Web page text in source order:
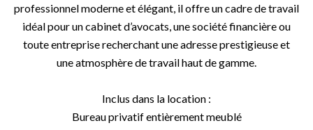
professionnel moderne et élégant, il offre un cadre de travail
idéal pour un cabinet d’avocats, une société financière ou
toute entreprise recherchant une adresse prestigieuse et
une atmosphère de travail haut de gamme.
Inclus dans la location :
Bureau privatif entièrement meublé